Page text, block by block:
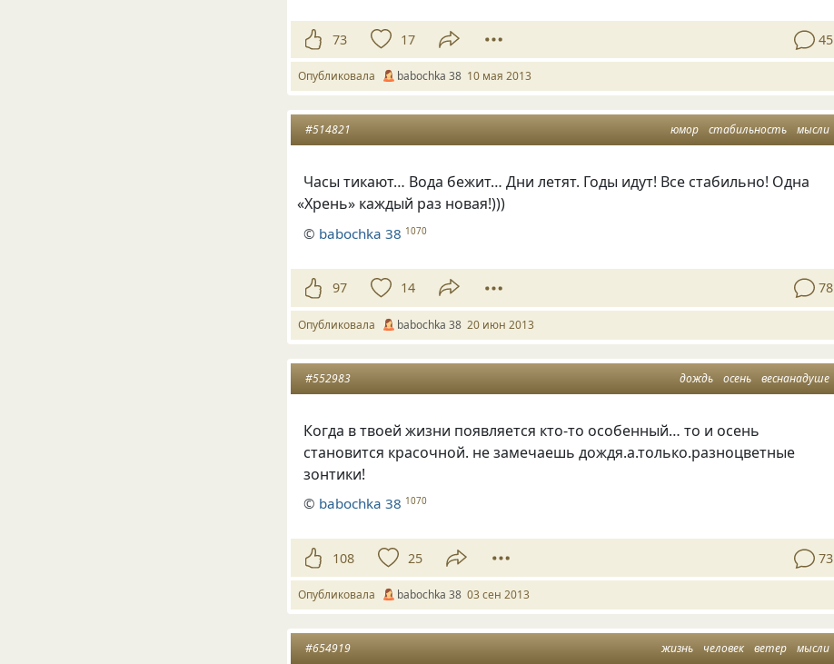
73 17 45
Опубликовала babochka 38 10 мая 2013
юмор стабильность мысли
#514821
Часы тикают… Вода бежит… Дни летят. Годы идут! Все стабильно! Одна
«Хрень» каждый раз новая!)))
© babochka 38 1070
97 14 78
Опубликовала babochka 38 20 июн 2013
дождь осень веснанадуше
#552983
Когда в твоей жизни появляется кто-то особенный… то и осень
становится красочной. не замечаешь дождя.а.только.разноцветные
зонтики!
© babochka 38 1070
108 25 73
Опубликовала babochka 38 03 сен 2013
жизнь человек ветер мысли
#654919